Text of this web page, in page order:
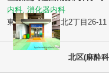
内科, 消化器内科
東京都北区赤羽北2丁目26-11
北区(麻酔